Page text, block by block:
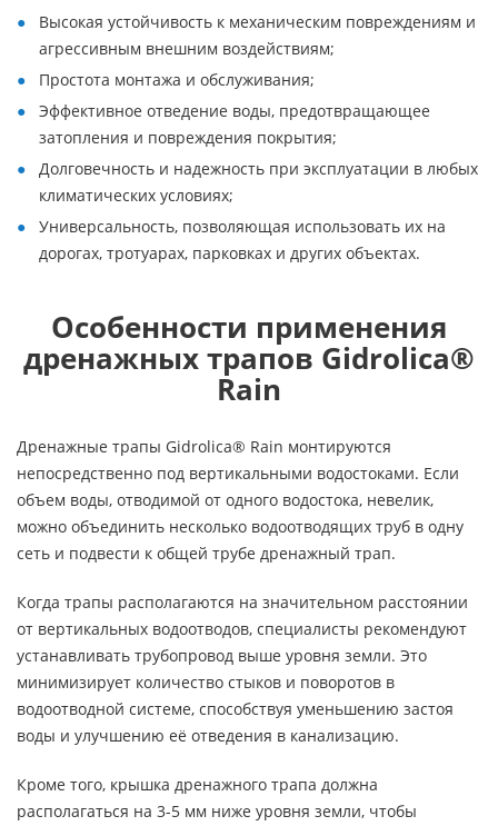
Высокая устойчивость к механическим повреждениям и
агрессивным внешним воздействиям;
Простота монтажа и обслуживания;
Эффективное отведение воды, предотвращающее
затопления и повреждения покрытия;
Долговечность и надежность при эксплуатации в любых
климатических условиях;
Универсальность, позволяющая использовать их на
дорогах, тротуарах, парковках и других объектах.
Особенности применения
дренажных трапов Gidrolica®
Rain
Дренажные трапы Gidrolica® Rain монтируются
непосредственно под вертикальными водостоками. Если
объем воды, отводимой от одного водостока, невелик,
можно объединить несколько водоотводящих труб в одну
сеть и подвести к общей трубе дренажный трап.
Когда трапы располагаются на значительном расстоянии
от вертикальных водоотводов, специалисты рекомендуют
устанавливать трубопровод выше уровня земли. Это
минимизирует количество стыков и поворотов в
водоотводной системе, способствуя уменьшению застоя
воды и улучшению её отведения в канализацию.
Кроме того, крышка дренажного трапа должна
располагаться на 3-5 мм ниже уровня земли, чтобы